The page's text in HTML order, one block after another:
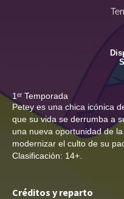
1ᵉʳ Temporada
Petey es una chica icónica
que su vida se derrumba a
una nueva oportunidad de
modernizar el culto de su
Clasificación: 14+.
Créditos y reparto